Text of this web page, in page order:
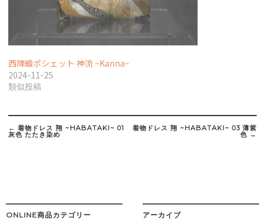
西陣織ポシェット 神流 ~Kanna~
2024-11-25
類似投稿
Post
navigation
← 着物ドレス 翔 ~HABATAKI~ 01
灰色 たたき染め
着物ドレス 翔 ~HABATAKI~ 03 薄紫
色 →
ONLINE商品カテゴリー アーカイブ